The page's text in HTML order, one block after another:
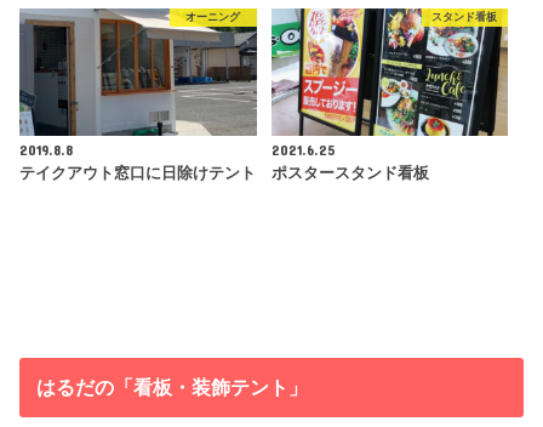
オーニング
2019.8.8
テイクアウト窓口に日除けテント
スタンド看板
2021.6.25
ポスタースタンド看板
はるだの「看板・装飾テント」